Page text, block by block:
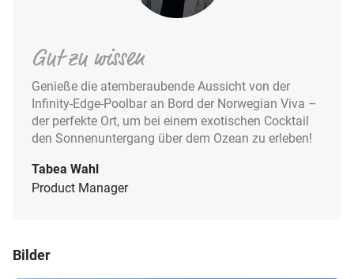
Gut zu wissen
Genieße die atemberaubende Aussicht von der
Infinity-Edge-Poolbar an Bord der Norwegian Viva –
der perfekte Ort, um bei einem exotischen Cocktail
den Sonnenuntergang über dem Ozean zu erleben!
Tabea Wahl
Product Manager
Bilder